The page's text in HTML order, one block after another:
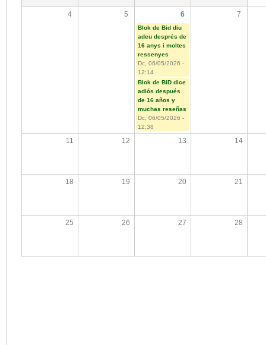
4 5 6 7
Blok de Bid diu
adeu després de
16 anys i moltes
ressenyes
Dc, 06/05/2026 -
12:14
Blok de BiD dice
adiós después
de 16 años y
muchas reseñas
Dc, 06/05/2026 -
12:38
11 12 13 14
18 19 20 21
25 26 27 28